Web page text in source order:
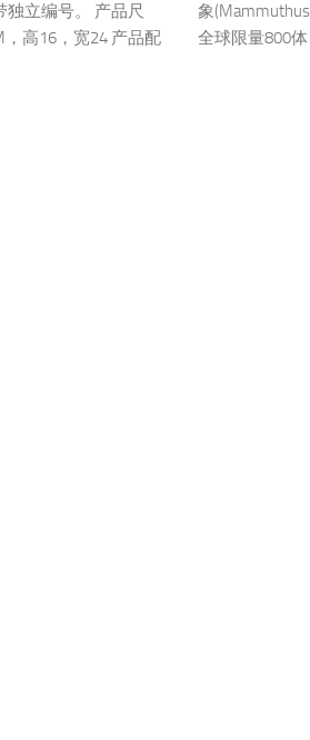
独立编号。 产品尺
，高16，宽24 产品配
象
全球限量800